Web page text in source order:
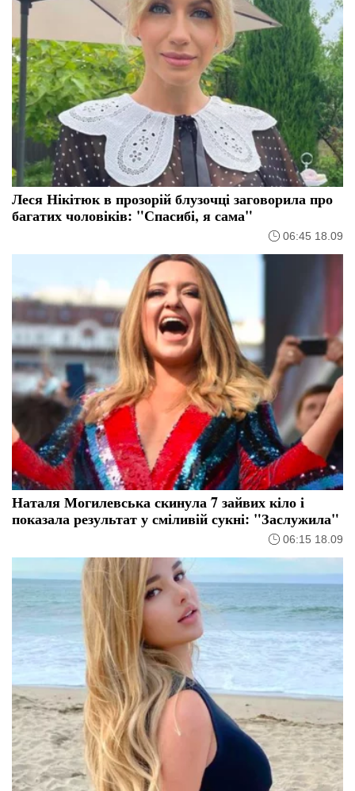
Леся Нікітюк в прозорій блузочці заговорила про
багатих чоловіків: "Спасибі, я сама"
06:45 18.09
Наталя Могилевська скинула 7 зайвих кіло і
показала результат у сміливій сукні: "Заслужила"
06:15 18.09